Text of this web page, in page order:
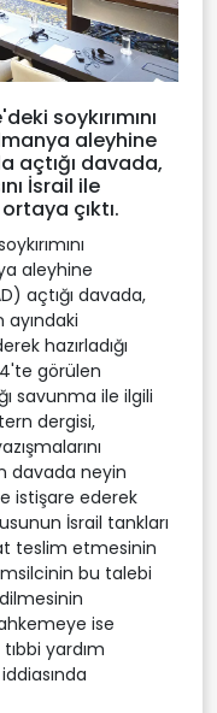
soykırımını
aleyhine
açtığı davada,
İsrail ile
çıktı.
aleyhine
açtığı davada,
hazırladığı
görülen
savunma ile ilgili
dergisi,
davada neyin
istişare ederek
İsrail tankları
teslim etmesinin
bu talebi
ise
yardım